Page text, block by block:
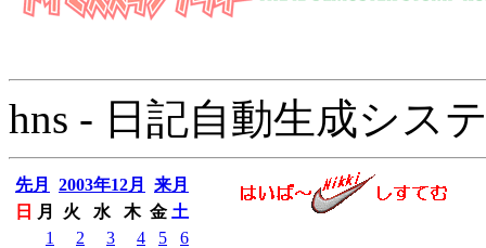
hns - 日記自動生成シス
先月 2003年12月
来月
日
月 火 水 木 金 土
1
2 3 4 5
6